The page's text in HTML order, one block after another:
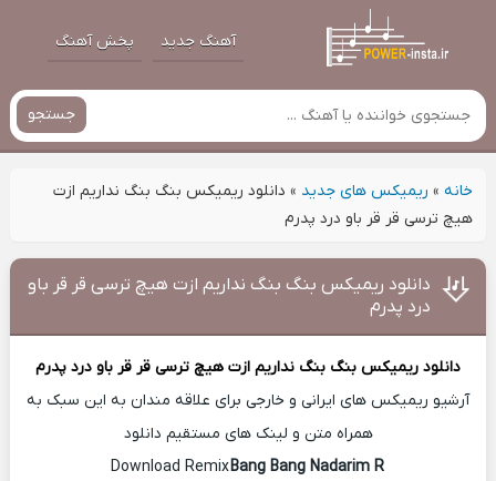
آهنگ جدید پخش آهنگ
جستجو
خانه» ریمیکس های جدید » دانلود ریمیکس بنگ بنگ نداریم ازت
هیچ ترسی قر قر باو درد پدرم
دانلود ریمیکس بنگ بنگ نداریم ازت هیچ ترسی قر قر باو
درد پدرم
دانلود ریمیکس بنگ بنگ نداریم ازت هیچ ترسی قر قر باو درد پدرم
آرشیو ریمیکس های ایرانی و خارجی برای علاقه مندان به این سبک به
همراه متن و لینک های مستقیم دانلود
Bang Bang Nadarim R